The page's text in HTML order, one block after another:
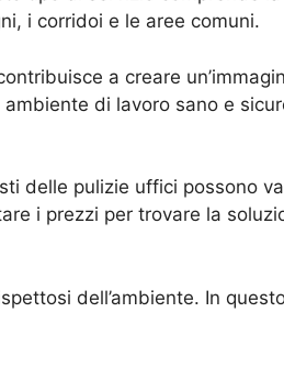
i corridoi e le aree comuni.
a creare
di lavoro sano e
delle pulizie uffici possono
i prezzi per trovare la
dell’ambiente. In